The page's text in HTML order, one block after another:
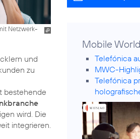
Netzwerk-
und
zu
bestehende
wird. Die
integrieren.
Mobile
Telefónica
MWC-
Telefónica